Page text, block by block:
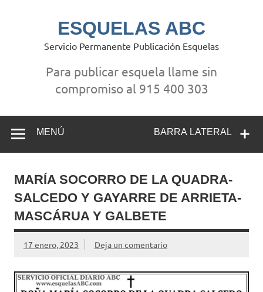
ESQUELAS ABC
Servicio Permanente Publicación Esquelas
Para publicar esquela llame sin
compromiso al 915 400 303
BARRA LATERAL
MENÚ
MARÍA SOCORRO DE LA QUADRA-
SALCEDO Y GAYARRE DE ARRIETA-
MASCÁRUA Y GALBETE
17 enero, 2023 Deja un comentario